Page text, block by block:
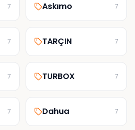
7 Askımo 7
7 TARÇIN 7
7 TURBOX 7
7 Dahua 7